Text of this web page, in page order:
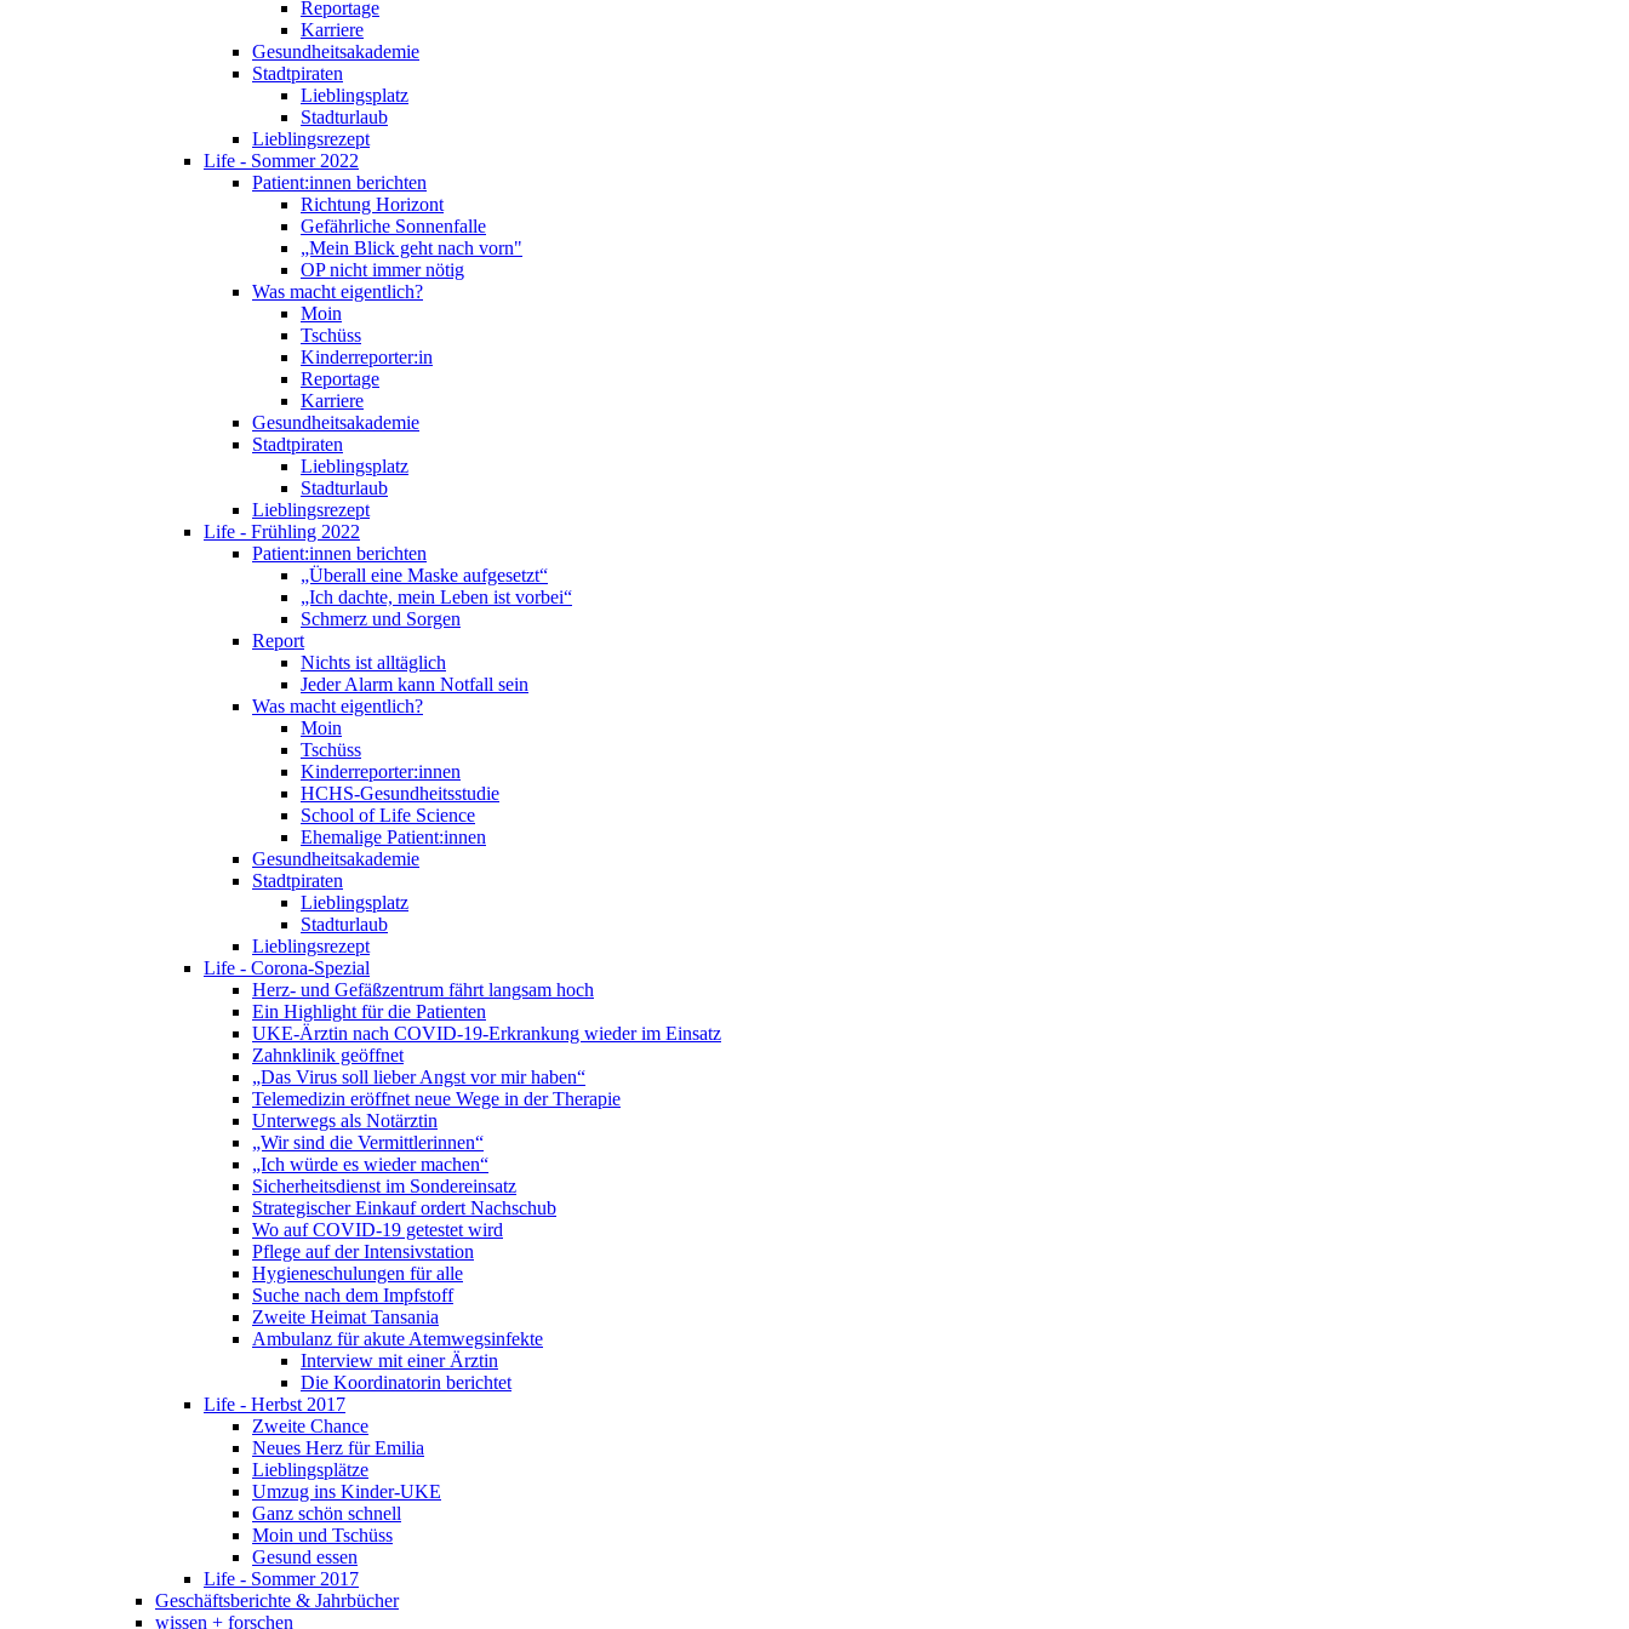
Reportage
Karriere
Gesundheitsakademie
Stadtpiraten
Lieblingsplatz
Stadturlaub
Lieblingsrezept
Life - Sommer 2022
Patient:innen berichten
Richtung Horizont
Gefährliche Sonnenfalle
„Mein Blick geht nach vorn"
OP nicht immer nötig
Was macht eigentlich?
Moin
Tschüss
Kinderreporter:in
Reportage
Karriere
Gesundheitsakademie
Stadtpiraten
Lieblingsplatz
Stadturlaub
Lieblingsrezept
Life - Frühling 2022
Patient:innen berichten
„Überall eine Maske aufgesetzt“
„Ich dachte, mein Leben ist vorbei“
Schmerz und Sorgen
Report
Nichts ist alltäglich
Jeder Alarm kann Notfall sein
Was macht eigentlich?
Moin
Tschüss
Kinderreporter:innen
HCHS-Gesundheitsstudie
School of Life Science
Ehemalige Patient:innen
Gesundheitsakademie
Stadtpiraten
Lieblingsplatz
Stadturlaub
Lieblingsrezept
Life - Corona-Spezial
Herz- und Gefäßzentrum fährt langsam hoch
Ein Highlight für die Patienten
UKE-Ärztin nach COVID-19-Erkrankung wieder im Einsatz
Zahnklinik geöffnet
„Das Virus soll lieber Angst vor mir haben“
Telemedizin eröffnet neue Wege in der Therapie
Unterwegs als Notärztin
„Wir sind die Vermittlerinnen“
„Ich würde es wieder machen“
Sicherheitsdienst im Sondereinsatz
Strategischer Einkauf ordert Nachschub
Wo auf COVID-19 getestet wird
Pflege auf der Intensivstation
Hygieneschulungen für alle
Suche nach dem Impfstoff
Zweite Heimat Tansania
Ambulanz für akute Atemwegsinfekte
Interview mit einer Ärztin
Die Koordinatorin berichtet
Life - Herbst 2017
Zweite Chance
Neues Herz für Emilia
Lieblingsplätze
Umzug ins Kinder-UKE
Ganz schön schnell
Moin und Tschüss
Gesund essen
Life - Sommer 2017
Geschäftsberichte & Jahrbücher
wissen + forschen